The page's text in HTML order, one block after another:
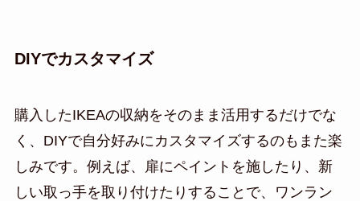
DIYでカスタマイズ
購入したIKEAの収納をそのまま活用するだけでな
く、DIYで自分好みにカスタマイズするのもまた楽
しみです。例えば、扉にペイントを施したり、新
しい取っ手を取り付けたりすることで、ワンラン